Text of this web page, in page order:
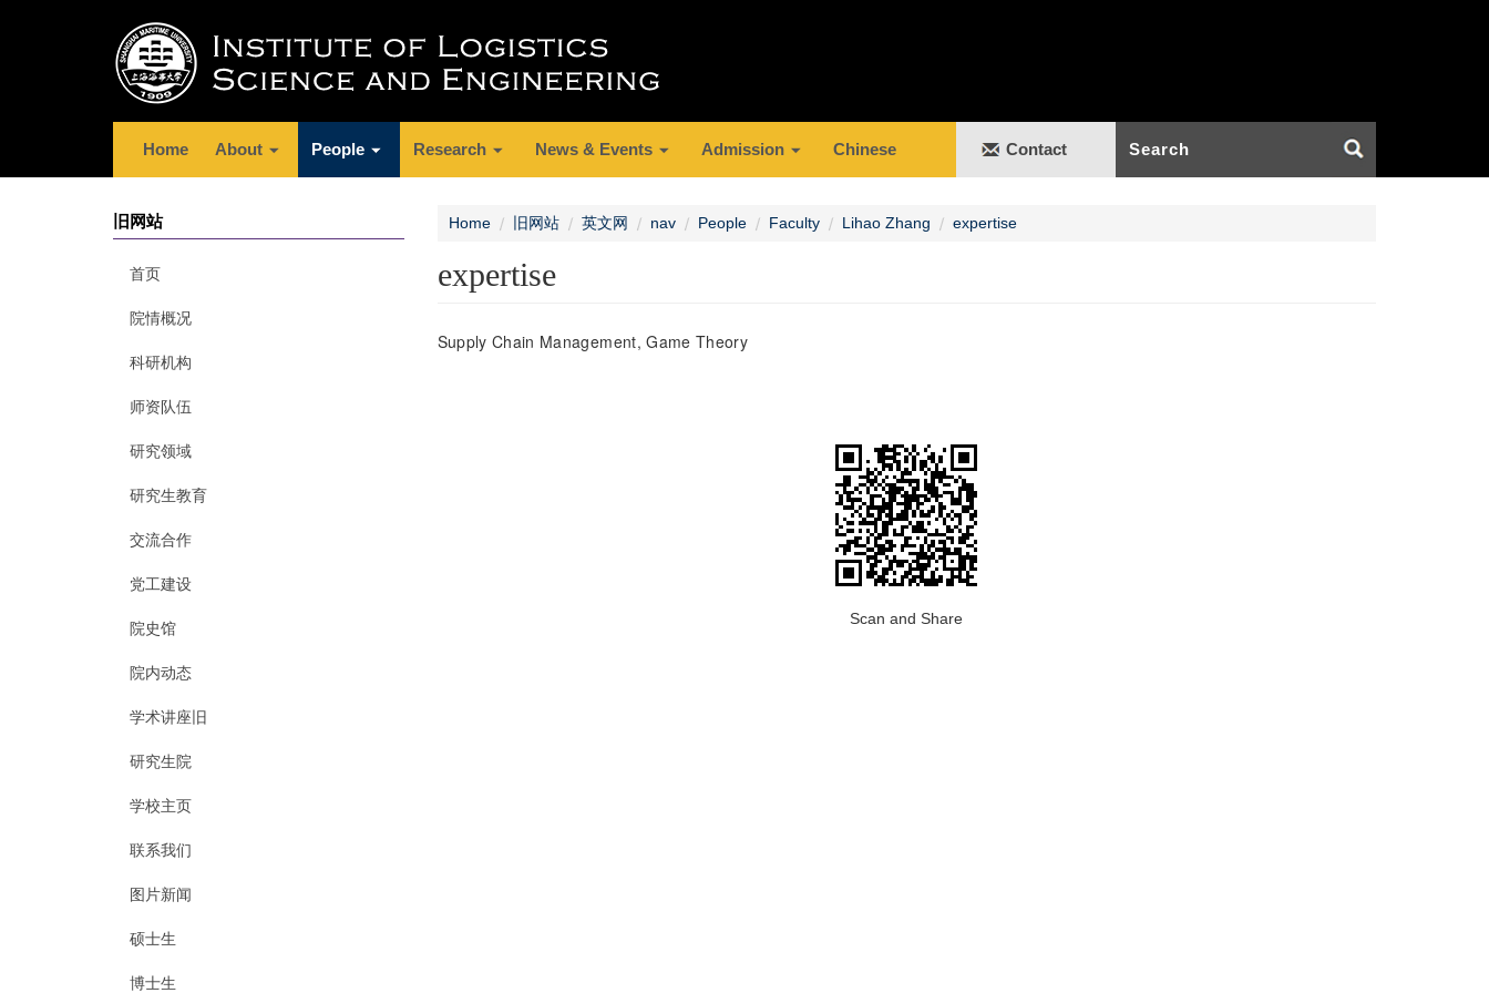
Home About People Research News & Events Admission Chinese Contact
旧网站
首页
院情概况
科研机构
师资队伍
研究领域
研究生教育
交流合作
党工建设
院史馆
院内动态
学术讲座旧
研究生院
学校主页
联系我们
图片新闻
硕士生
博士生
Home 旧网站 英文网 nav People Faculty Lihao Zhang expertise
expertise
Supply Chain Management, Game Theory
Scan and Share